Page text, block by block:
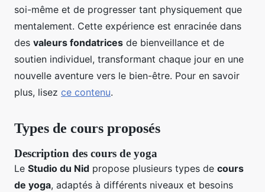
soi-même et de progresser tant physiquement que
mentalement. Cette expérience est enracinée dans
des valeurs fondatrices de bienveillance et de
soutien individuel, transformant chaque jour en une
nouvelle aventure vers le bien-être. Pour en savoir
plus, lisez ce contenu.
Types de cours proposés
Description des cours de yoga
Le Studio du Nid propose plusieurs types de cours
de yoga, adaptés à différents niveaux et besoins